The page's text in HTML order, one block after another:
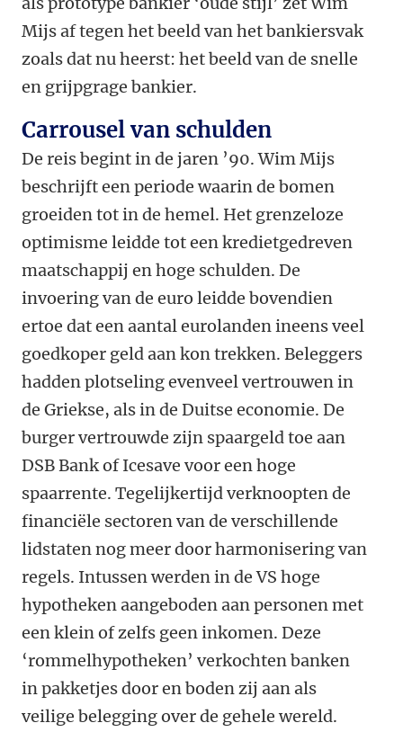
Mijs af tegen het beeld van het bankiersvak
zoals dat nu heerst: het beeld van de snelle
en grijpgrage bankier.
Carrousel van schulden
De reis begint in de jaren ’90. Wim Mijs
beschrijft een periode waarin de bomen
groeiden tot in de hemel. Het grenzeloze
optimisme leidde tot een kredietgedreven
maatschappij en hoge schulden. De
invoering van de euro leidde bovendien
ertoe dat een aantal eurolanden ineens veel
goedkoper geld aan kon trekken. Beleggers
hadden plotseling evenveel vertrouwen in
de Griekse, als in de Duitse economie. De
burger vertrouwde zijn spaargeld toe aan
DSB Bank of Icesave voor een hoge
spaarrente. Tegelijkertijd verknoopten de
financiële sectoren van de verschillende
lidstaten nog meer door harmonisering van
regels. Intussen werden in de VS hoge
hypotheken aangeboden aan personen met
een klein of zelfs geen inkomen. Deze
‘rommelhypotheken’ verkochten banken
in pakketjes door en boden zij aan als
veilige belegging over de gehele wereld.